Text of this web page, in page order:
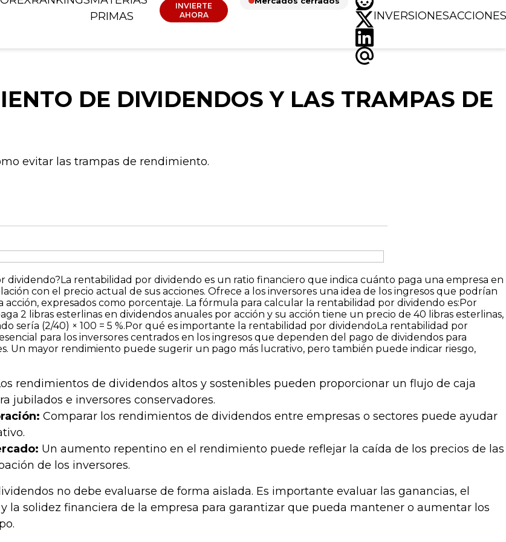
PRIMAS
INVIERTE
AHORA
INVERSIONESACCIONES
DE DIVIDENDOS Y LAS TRAMPAS DE
evitar las trampas de rendimiento.
dividendo?La rentabilidad por dividendo es un ratio financiero que indica cuánto paga una empresa en
con el precio actual de sus acciones. Ofrece a los inversores una idea de los ingresos que podrían
expresados ​​como porcentaje. La fórmula para calcular la rentabilidad por dividendo es:Por
2 libras esterlinas en dividendos anuales por acción y su acción tiene un precio de 40 libras esterlinas,
sería (2/40) × 100 = 5 %.Por qué es importante la rentabilidad por dividendoLa rentabilidad por
para los inversores centrados en los ingresos que dependen del pago de dividendos para
Un mayor rendimiento puede sugerir un pago más lucrativo, pero también puede indicar riesgo,
rendimientos de dividendos altos y sostenibles pueden proporcionar un flujo de caja
jubilados e inversores conservadores.
Comparar los rendimientos de dividendos entre empresas o sectores puede ayudar
Un aumento repentino en el rendimiento puede reflejar la caída de los precios de las
de los inversores.
no debe evaluarse de forma aislada. Es importante evaluar las ganancias, el
la solidez financiera de la empresa para garantizar que pueda mantener o aumentar los